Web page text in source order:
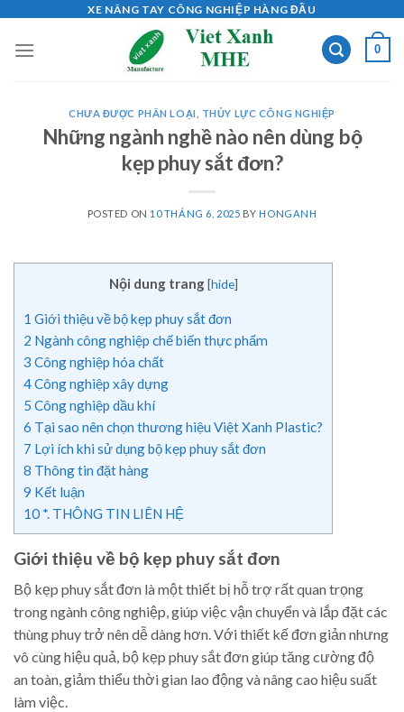
content
XE NÂNG TAY CÔNG NGHIỆP HÀNG ĐẦU
0
CHƯA ĐƯỢC PHÂN LOẠI THỦY LỰC CÔNG NGHIỆP
Những ngành nghề nào nên dùng bộ
kẹp phuy sắt đơn?
POSTED ON 10 THÁNG 6, 2025 BYHONGANH
Nội dung trang [hide]
1 Giới thiệu về bộ kẹp phuy sắt đơn
2 Ngành công nghiệp chế biến thực phẩm
3 Công nghiệp hóa chất
4Công nghiệp xây dựng
5 Công nghiệp dầu khí
6 Tại sao nên chọn thương hiệu Việt Xanh Plastic?
7 Lợi ích khi sử dụng bộ kẹp phuy sắt đơn
8 Thông tin đặt hàng
9 Kết luận
10 *. THÔNG TIN LIÊN HỆ
Giới thiệu về bộ kẹp phuy sắt đơn
Bộ kẹp phuy sắt đơn là một thiết bị hỗ trợ rất quan trọng
trong ngành công nghiệp, giúp việc vận chuyển và lắp đặt các
thùng phuy trở nên dễ dàng hơn. Với thiết kế đơn giản nhưng
vô cùng hiệu quả, bộ kẹp phuy sắt đơn giúp tăng cường độ
an toàn, giảm thiểu thời gian lao động và nâng cao hiệu suất
làm việc.